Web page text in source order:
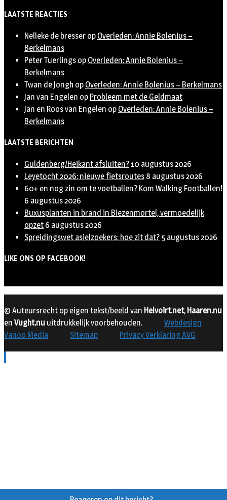
LAATSTE REACTIES
Nelleke de bresser op Overleden: Annie Bolenius –
Berkelmans
Peter Tuerlings op Overleden: Annie Bolenius –
Berkelmans
Twan de Jongh op Overleden: Annie Bolenius – Berkelmans
Jan van Engelen op Probleem met de Geldmaat
Jan en Roos van Engelen op Overleden: Annie Bolenius –
Berkelmans
LAATSTE BERICHTEN
Guldenberg/Heikant afsluiten?10 augustus 2026
Leyetocht 2026: nieuwe fietsroutes 8 augustus 2026
60+ en nog zin om te voetballen? Kom Walking Footballen!
6 augustus 2026
Buxusplanten in brand in Biezenmortel, vermoedelijk
opzet 6 augustus 2026
Spreidingswet asielzoekers: hoe zit dat? 5 augustus 2026
LIKE ONS OP FACEBOOK!
© Auteursrecht op eigen tekst/beeld van Helvoirt.net, Haaren.nu
en Vught.nu uitdrukkelijk voorbehouden.
Webdesign
Vanoo Media
Sitemap Privacy Verklaring AVG